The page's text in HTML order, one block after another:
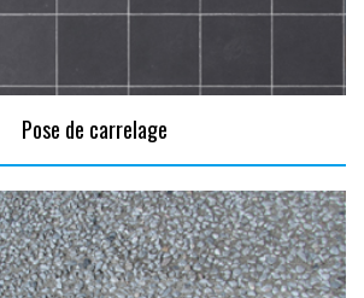
Pose de carrelage